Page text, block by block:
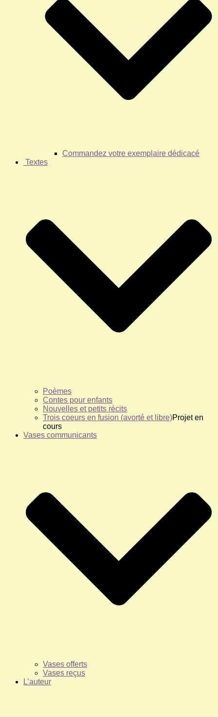
Commandez votre exemplaire dédicacé
Textes
Poèmes
Contes pour enfants
Nouvelles et petits récits
Trois coeurs en fusion (avorté et libre)Projet en
cours
Vases communicants
Vases offerts
Vases reçus
L’auteur